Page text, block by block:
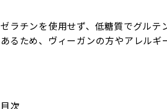
ゼラチンを使用せず、低糖質でグル
あるため、ヴィーガンの方やアレル
目次